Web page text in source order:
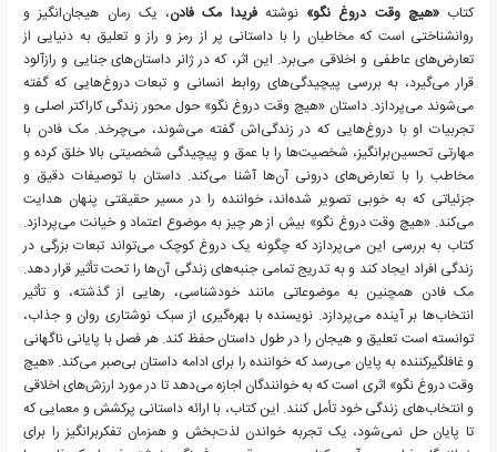
کتاب«هیچ وقت دروغ نگو» نوشتهفریدا مک فادن، یک رمان هیجان‌انگیز و
روانشناختی است که مخاطبان را با داستانی پر از رمز و راز و تعلیق به دنیایی از
تعارض‌های عاطفی و اخلاقی می‌برد. این اثر، که در ژانر داستان‌های جنایی و رازآلود
قرار می‌گیرد، به بررسی پیچیدگی‌های روابط انسانی و تبعات دروغ‌هایی که گفته
می‌شوند می‌پردازد. داستان «هیچ وقت دروغ نگو» حول محور زندگی کاراکتر اصلی و
تجربیات او با دروغ‌هایی که در زندگی‌اش گفته می‌شوند، می‌چرخد. مک فادن با
مهارتی تحسین‌برانگیز، شخصیت‌ها را با عمق و پیچیدگی شخصیتی بالا خلق کرده و
مخاطب را با تعارض‌های درونی آن‌ها آشنا می‌کند. داستان با توصیفات دقیق و
جزئیاتی که به خوبی تصویر شده‌اند، خواننده را در مسیر حقیقتی پنهان هدایت
می‌کند. «هیچ وقت دروغ نگو» بیش از هر چیز به موضوع اعتماد و خیانت می‌پردازد.
کتاب به بررسی این می‌پردازد که چگونه یک دروغ کوچک می‌تواند تبعات بزرگی در
زندگی افراد ایجاد کند و به تدریج تمامی جنبه‌های زندگی آن‌ها را تحت تأثیر قرار دهد.
مک فادن همچنین به موضوعاتی مانند خودشناسی، رهایی از گذشته، و تأثیر
انتخاب‌ها بر آینده می‌پردازد. نویسنده با بهره‌گیری از سبک نوشتاری روان و جذاب،
توانسته است تعلیق و هیجان را در طول داستان حفظ کند. هر فصل با پایانی ناگهانی
و غافلگیرکننده به پایان می‌رسد که خواننده را برای ادامه داستان بی‌صبر می‌کند. «هیچ
وقت دروغ نگو» اثری است که به خوانندگان اجازه می‌دهد تا در مورد ارزش‌های اخلاقی
و انتخاب‌های زندگی خود تأمل کنند. این کتاب، با ارائه داستانی پرکشش و معمایی که
تا پایان حل نمی‌شود، یک تجربه خواندن لذت‌بخش و همزمان تفکربرانگیز را برای